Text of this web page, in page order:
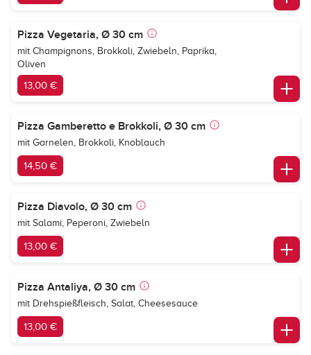
Pizza Vegetaria, Ø 30 cm
mit Champignons, Brokkoli, Zwiebeln, Paprika,
Oliven
13,00 €
Pizza Gamberetto e Brokkoli, Ø 30 cm
mit Garnelen, Brokkoli, Knoblauch
14,50 €
Pizza Diavolo, Ø 30 cm
mit Salami, Peperoni, Zwiebeln
13,00 €
Pizza Antaliya, Ø 30 cm
mit Drehspießfleisch, Salat, Cheesesauce
13,00 €